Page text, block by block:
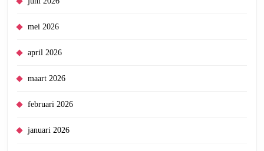
mei 2026
april 2026
maart 2026
februari 2026
januari 2026